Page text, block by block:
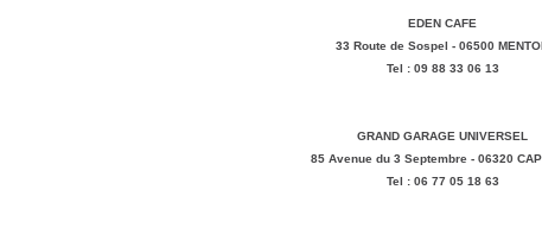
EDEN CAFE
33 Route de Sospel - 06500
Tel : 09 88 33 06 13
GRAND GARAGE UNIVERSEL
85 Avenue du 3 Septembre - 06320 CAP
Tel : 06 77 05 18 63